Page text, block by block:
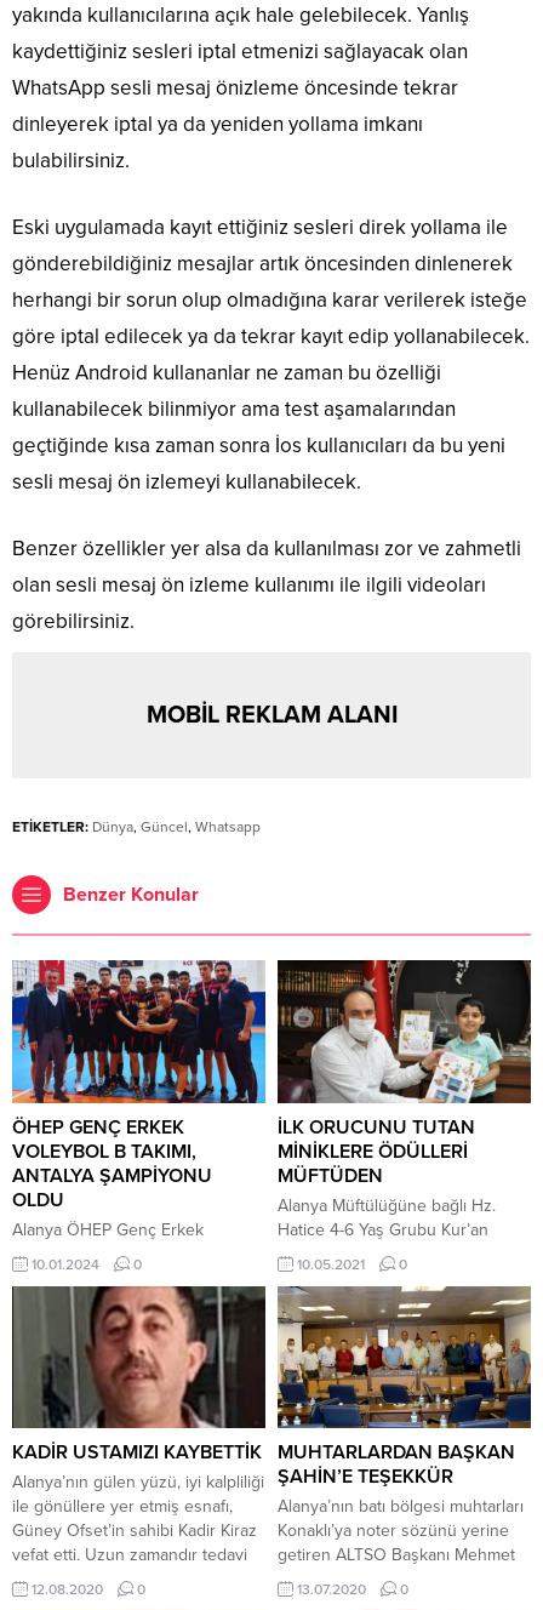
yakında kullanıcılarına açık hale gelebilecek. Yanlış
kaydettiğiniz sesleri iptal etmenizi sağlayacak olan
WhatsApp sesli mesaj önizleme öncesinde tekrar
dinleyerek iptal ya da yeniden yollama imkanı
bulabilirsiniz.
Eski uygulamada kayıt ettiğiniz sesleri direk yollama ile
gönderebildiğiniz mesajlar artık öncesinden dinlenerek
herhangi bir sorun olup olmadığına karar verilerek isteğe
göre iptal edilecek ya da tekrar kayıt edip yollanabilecek.
Henüz Android kullananlar ne zaman bu özelliği
kullanabilecek bilinmiyor ama test aşamalarından
geçtiğinde kısa zaman sonra İos kullanıcıları da bu yeni
sesli mesaj ön izlemeyi kullanabilecek.
Benzer özellikler yer alsa da kullanılması zor ve zahmetli
olan sesli mesaj ön izleme kullanımı ile ilgili videoları
görebilirsiniz.
MOBİL REKLAM ALANI
ETİKETLER: Dünya, Güncel, Whatsapp
Benzer Konular
ÖHEP GENÇ ERKEK
VOLEYBOL B TAKIMI,
ANTALYA ŞAMPİYONU
OLDU
Alanya ÖHEP Genç Erkek
Voleybol B Takımı, 2023-2024
eğitim öğretim yılı Okul Sporları
Genç Erkek Voleybol Antalya İl
Şampiyonası’nda final maçına
çıktı. ÖHEP Antalya Şampiyonu
olmak için Kepez Çok Amaçlı Spor
Salonunda Göynük Fen Lisesi ile
karşılaştı. Karşılaşmada Göynük
Fen Lisesini mağlup eden ÖHEP,
Antalya Şampiyonu oldu. ÖHEP’in
bu sene...
10.01.2024 0
İLK ORUCUNU TUTAN
MİNİKLERE ÖDÜLLERİ
MÜFTÜDEN
Alanya Müftülüğüne bağlı Hz.
Hatice 4-6 Yaş Grubu Kur’an
Kursunda eğitim gören ve
Ramazan ayında tekne orucu
tutan minik öğrenciler Alanya
Müftüsü Dr. İhsan İlhan tarafından
ödüllendirildi. Alanya Müftülüğüne
bağlı 4-6 Yaş Grubu Kur’an
Kurslarında Ramazan ayının
manevi atmosferini minik
öğrencilere yaşlarına uygun bir
şekilde aşılamak amacıyla
Ramazan ayı boyunca...
10.05.2021 0
KADİR USTAMIZI KAYBETTİK
Alanya’nın gülen yüzü, iyi kalpliliği
ile gönüllere yer etmiş esnafı,
Güney Ofset’in sahibi Kadir Kiraz
vefat etti. Uzun zamandır tedavi
gören sevenlerinin Kadir abisi,
matbaacıların duayeni Kadir
12.08.2020 0
MUHTARLARDAN BAŞKAN
ŞAHİN’E TEŞEKKÜR
Alanya’nın batı bölgesi muhtarları
Konaklı’ya noter sözünü yerine
getiren ALTSO Başkanı Mehmet
Şahin’e teşekkür ziyaretine geldi.
Muhtarlar yaptıkları açıklamada
13.07.2020 0